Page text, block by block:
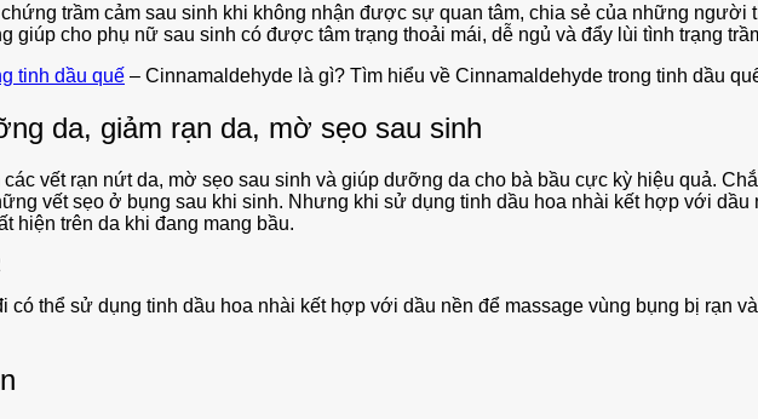
trầm cảm sau sinh khi không nhận được sự quan tâm, chia sẻ của những người
giúp cho phụ nữ sau sinh có được tâm trạng thoải mái, dễ ngủ và đẩy lùi tình trạng
tinh dầu quế – Cinnamaldehyde là gì? Tìm hiểu về Cinnamaldehyde trong tinh dầu
da, giảm rạn da, mờ sẹo sau sinh
vết rạn nứt da, mờ sẹo sau sinh và giúp dưỡng da cho bà bầu cực kỳ hiệu quả.
vết sẹo ở bụng sau khi sinh. Nhưng khi sử dụng tinh dầu hoa nhài kết hợp với
hiện trên da khi đang mang bầu.
có thể sử dụng tinh dầu hoa nhài kết hợp với dầu nền để massage vùng bụng bị rạn